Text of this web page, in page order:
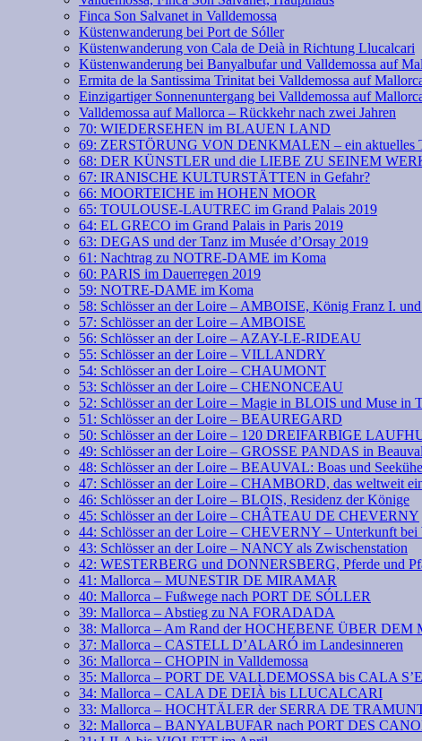
Finca Son Salvanet in Valldemossa
Küstenwanderung bei Port de Sóller
Küstenwanderung von Cala de Deià in Richtung Llucalcari
Küstenwanderung bei Banyalbufar und Valldemossa auf
Ermita de la Santissima Trinitat bei Valldemossa auf
Einzigartiger Sonnenuntergang bei Valldemossa auf
Valldemossa auf Mallorca – Rückkehr nach zwei Jahren
70: WIEDERSEHEN im BLAUEN LAND
69: ZERSTÖRUNG VON DENKMALEN – ein aktuelles
68: DER KÜNSTLER und die LIEBE ZU SEINEM
67: IRANISCHE KULTURSTÄTTEN in Gefahr?
66: MOORTEICHE im HOHEN MOOR
65: TOULOUSE-LAUTREC im Grand Palais 2019
64: EL GRECO im Grand Palais in Paris 2019
63: DEGAS und der Tanz im Musée d’Orsay 2019
61: Nachtrag zu NOTRE-DAME im Koma
60: PARIS im Dauerregen 2019
59: NOTRE-DAME im Koma
58: Schlösser an der Loire – AMBOISE, König Franz I.
57: Schlösser an der Loire – AMBOISE
56: Schlösser an der Loire – AZAY-LE-RIDEAU
55: Schlösser an der Loire – VILLANDRY
54: Schlösser an der Loire – CHAUMONT
53: Schlösser an der Loire – CHENONCEAU
52: Schlösser an der Loire – Magie in BLOIS und Muse in
51: Schlösser an der Loire – BEAUREGARD
50: Schlösser an der Loire – 120 DREIFARBIGE
49: Schlösser an der Loire – GROSSE PANDAS in Beauval
48: Schlösser an der Loire – BEAUVAL: Boas und Seekühe
47: Schlösser an der Loire – CHAMBORD, das weltweit
46: Schlösser an der Loire – BLOIS, Residenz der Könige
45: Schlösser an der Loire – CHÂTEAU DE CHEVERNY
44: Schlösser an der Loire – CHEVERNY – Unterkunft bei
43: Schlösser an der Loire – NANCY als Zwischenstation
42: WESTERBERG und DONNERSBERG, Pferde und
41: Mallorca – MUNESTIR DE MIRAMAR
40: Mallorca – Fußwege nach PORT DE SÓLLER
39: Mallorca – Abstieg zu NA FORADADA
38: Mallorca – Am Rand der HOCHEBENE ÜBER DEM
37: Mallorca – CASTELL D’ALARÓ im Landesinneren
36: Mallorca – CHOPIN in Valldemossa
35: Mallorca – PORT DE VALLDEMOSSA bis CALA
34: Mallorca – CALA DE DEIÀ bis LLUCALCARI
33: Mallorca – HOCHTÄLER der SERRA DE
32: Mallorca – BANYALBUFAR nach PORT DES